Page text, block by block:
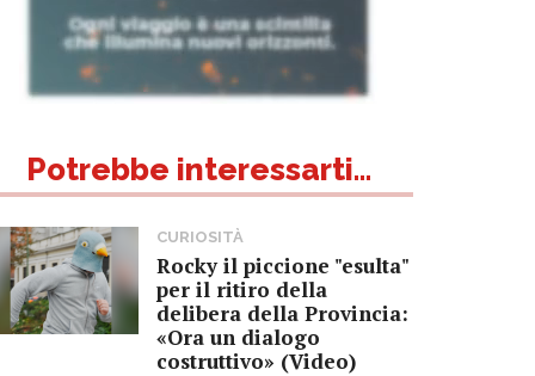
Potrebbe interessarti...
CURIOSITÀ
Rocky il piccione "esulta"
per il ritiro della
delibera della Provincia:
«Ora un dialogo
costruttivo» (Video)